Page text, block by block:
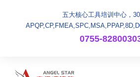
五大核心工具培训中心，
0755-